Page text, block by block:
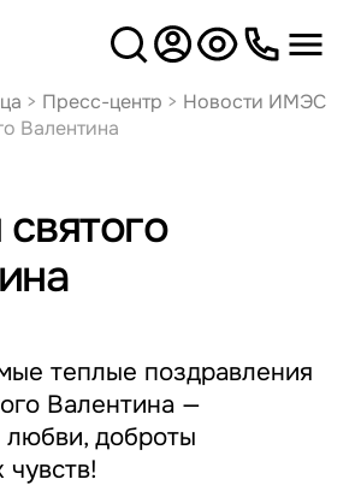
Версия
для слабовидящих
> Пресс-центр > Новости ИМЭС
Валентина
теплые поздравления
Валентина —
доброты